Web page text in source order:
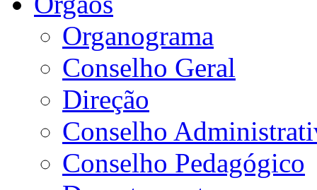
Organograma
Conselho Geral
Direção
Conselho
Conselho Pedagógico